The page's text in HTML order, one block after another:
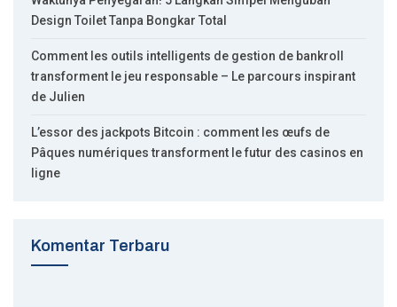
Design Toilet Tanpa Bongkar Total
Comment les outils intelligents de gestion de bankroll
transforment le jeu responsable – Le parcours inspirant
de Julien
L’essor des jackpots Bitcoin : comment les œufs de
Pâques numériques transforment le futur des casinos en
ligne
Komentar Terbaru